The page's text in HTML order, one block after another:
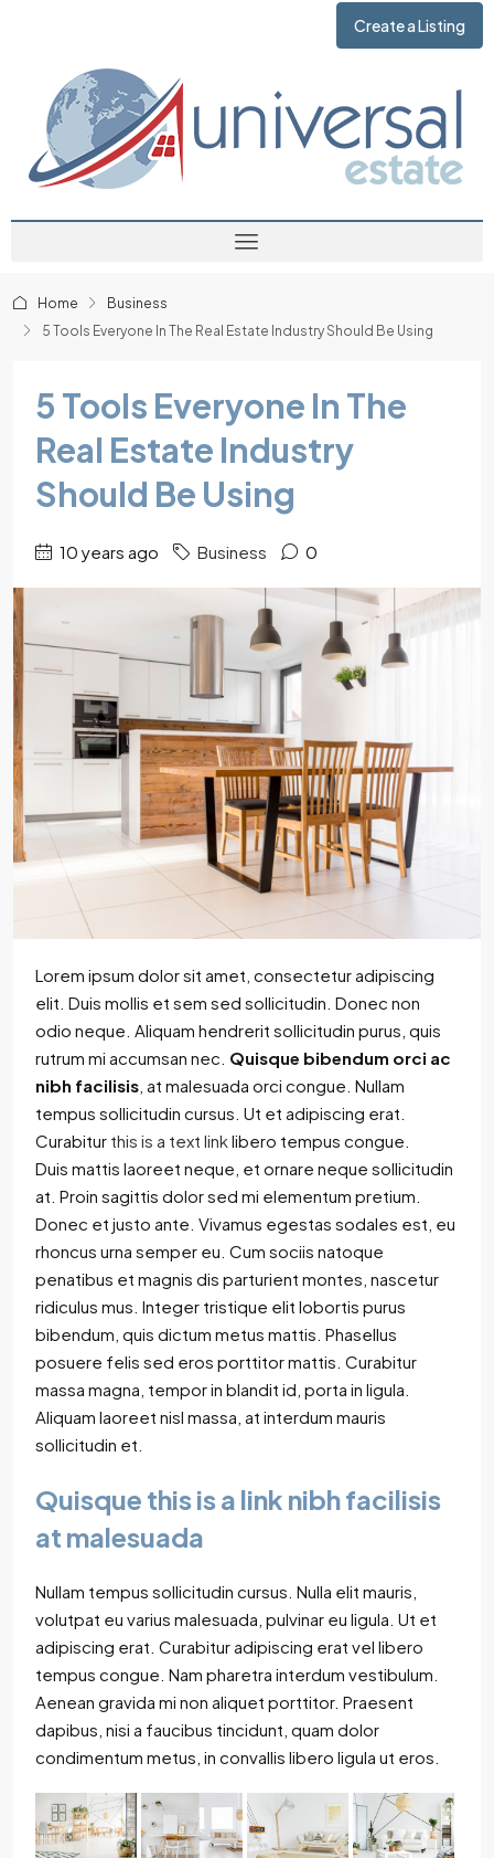
Create a Listing
Home
Business
5 Tools Everyone In The Real Estate Industry Should Be Using
5 Tools Everyone In The
Real Estate Industry
Should Be Using
10 years ago Business 0
Lorem ipsum dolor sit amet, consectetur adipiscing
elit. Duis mollis et sem sed sollicitudin. Donec non
odio neque. Aliquam hendrerit sollicitudin purus, quis
rutrum mi accumsan nec. Quisque bibendum orci ac
nibh facilisis , at malesuada orci congue. Nullam
tempus sollicitudin cursus. Ut et adipiscing erat.
Curabitur this is a text linklibero tempus congue.
Duis mattis laoreet neque, et ornare neque sollicitudin
at. Proin sagittis dolor sed mi elementum pretium.
Donec et justo ante. Vivamus egestas sodales est, eu
rhoncus urna semper eu. Cum sociis natoque
penatibus et magnis dis parturient montes, nascetur
ridiculus mus. Integer tristique elit lobortis purus
bibendum, quis dictum metus mattis. Phasellus
posuere felis sed eros porttitor mattis. Curabitur
massa magna, tempor in blandit id, porta in ligula.
Aliquam laoreet nisl massa, at interdum mauris
sollicitudin et.
Quisque this is a link nibh facilisis
at malesuada
Nullam tempus sollicitudin cursus. Nulla elit mauris,
volutpat eu varius malesuada, pulvinar eu ligula. Ut et
adipiscing erat. Curabitur adipiscing erat vel libero
tempus congue. Nam pharetra interdum vestibulum.
Aenean gravida mi non aliquet porttitor. Praesent
dapibus, nisi a faucibus tincidunt, quam dolor
condimentum metus, in convallis libero ligula ut eros.